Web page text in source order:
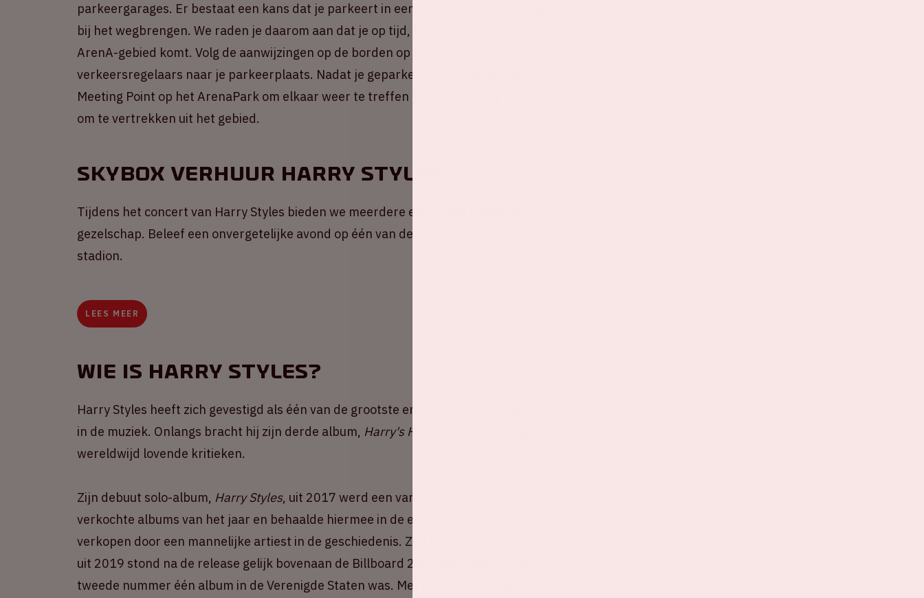
parkeergarages. Er bestaat een kans dat je parkeert in een andere parkeergarage als
bij het wegbrengen. We raden je daarom aan dat je op tijd, voor 22.00 uur, naar het
ArenA-gebied komt. Volg de aanwijzingen op de borden op de route en van de
verkeersregelaars naar je parkeerplaats. Nadat je geparkeerd hebt, ga je naar het
Meeting Point op het ArenaPark om elkaar weer te treffen en loop je terug naar de auto
om te vertrekken uit het gebied.
Skybox verhuur Harry Styles
Tijdens het concert van Harry Styles bieden we meerdere exclusieve opties voor jou en je
gezelschap. Beleef een onvergetelijke avond op één van de meest unieke plekken in het
stadion.
LEES MEER
Wie is Harry Styles?
Harry Styles heeft zich gevestigd als één van de grootste en meest invloedrijke artiesten
in de muziek. Onlangs bracht hij zijn derde album, Harry's House
wereldwijd lovende kritieken.
Zijn debuut solo-album, Harry Styles, uit 2017 werd een van 's werelds top tien best
verkochte albums van het jaar en behaalde hiermee in de eerste week de meeste
verkopen door een mannelijke artiest in de geschiedenis. Zijn tweede album,
uit 2019 stond na de release gelijk bovenaan de Billboard 200, waarmee het Harry's
tweede nummer één album in de Verenigde Staten was. Met dit album behaalde hij de